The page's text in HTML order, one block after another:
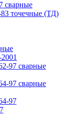
сварные
точечные (ТД)
97 сварные
97 сварные
97